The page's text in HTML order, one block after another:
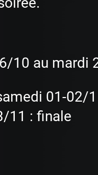
10 au mardi
01-02/
11 : finale